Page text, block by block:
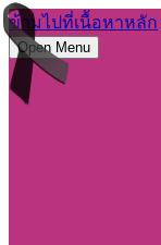
ข้ามไปที่เนื้อหาหลัก
Open Menu